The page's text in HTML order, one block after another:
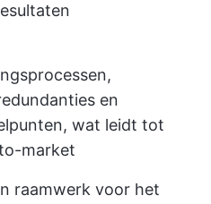
en
wat leidt tot
market
raamwerk voor het